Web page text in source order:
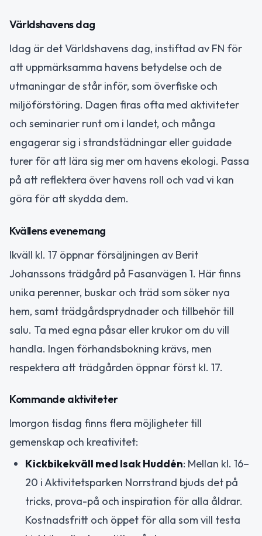
Världshavens dag
Idag är det Världshavens dag, instiftad av FN för
att uppmärksamma havens betydelse och de
utmaningar de står inför, som överfiske och
miljöförstöring. Dagen firas ofta med aktiviteter
och seminarier runt om i landet, och många
engagerar sig i strandstädningar eller guidade
turer för att lära sig mer om havens ekologi. Passa
på att reflektera över havens roll och vad vi kan
göra för att skydda dem.
Kvällens evenemang
Ikväll kl. 17 öppnar försäljningen av Berit
Johanssons trädgård på Fasanvägen 1. Här finns
unika perenner, buskar och träd som söker nya
hem, samt trädgårdsprydnader och tillbehör till
salu. Ta med egna påsar eller krukor om du vill
handla. Ingen förhandsbokning krävs, men
respektera att trädgården öppnar först kl. 17.
Kommande aktiviteter
Imorgon tisdag finns flera möjligheter till
gemenskap och kreativitet:
Kickbikekväll med Isak Huddén: Mellan kl. 16–
20 i Aktivitetsparken Norrstrand bjuds det på
tricks, prova-på och inspiration för alla åldrar.
Kostnadsfritt och öppet för alla som vill testa